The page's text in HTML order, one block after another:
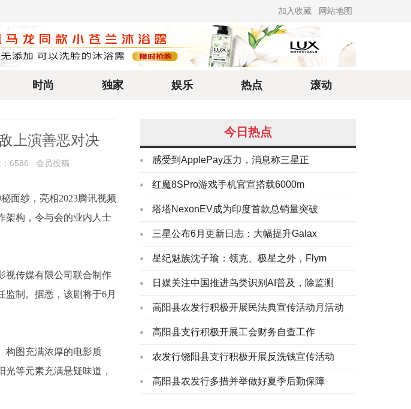
加入收藏 网站地图
时尚 独家 娱乐 热点 滚动
上演善恶对决
：6586 会员投稿
面纱，亮相2023腾讯视频
架构，令与会的业内人士
视传媒有限公司联合制作
制。据悉，该剧将于6月
构图充满浓厚的电影质
等元素充满悬疑味道，
今日热点
感受到ApplePay压力，消息称三星正
红魔8SPro游戏手机官宣搭载6000m
塔塔NexonEV成为印度首款总销量突破
三星公布6月更新日志：大幅提升Galax
星纪魅族沈子瑜：领克、极星之外，Flym
日媒关注中国推进鸟类识别AI普及，除监测
高阳县农发行积极开展民法典宣传活动月活动
高阳县支行积极开展工会财务自查工作
农发行饶阳县支行积极开展反洗钱宣传活动
高阳县农发行多措并举做好夏季后勤保障